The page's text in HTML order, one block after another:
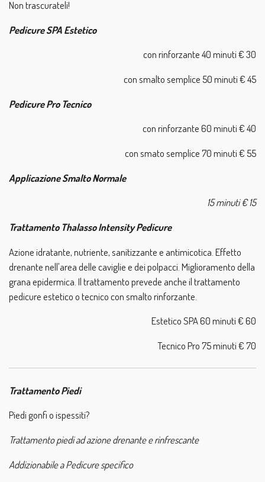
Non trascurateli!
Pedicure SPA Estetico
con rinforzante 40 minuti € 30
con smalto semplice 50 minuti € 45
Pedicure Pro Tecnico
con rinforzante 60 minuti € 40
con smato semplice 70 minuti € 55
Applicazione Smalto Normale
15 minuti € 15
Trattamento Thalasso Intensity Pedicure
Azione idratante, nutriente, sanitizzante e antimicotica. Effetto
drenante nell'area delle caviglie e dei polpacci. Miglioramento della
grana epidermica. Il trattamento prevede anche il trattamento
pedicure estetico o tecnico con smalto rinforzante.
Estetico SPA 60 minuti € 60
Tecnico Pro 75 minuti € 70
Trattamento Piedi
Piedi gonfi o ispessiti?
Trattamento piedi ad azione drenante e rinfrescante
Addizionabile a Pedicure specifico